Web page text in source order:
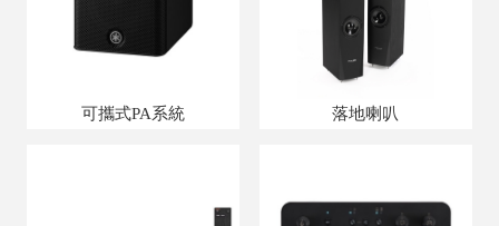
可攜式PA系統 落地喇叭